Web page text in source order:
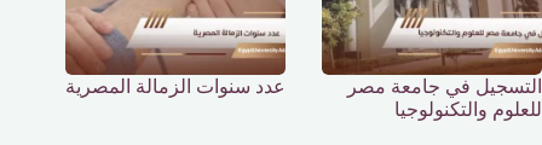
التسجيل في جامعة مصر
للعلوم والتكنولوجيا
عدد سنوات الزمالة المصرية